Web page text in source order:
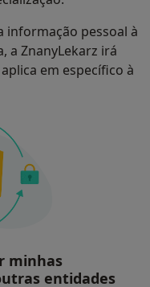
informação pessoal à
a ZnanyLekarz irá
em específico à
minhas
entidades